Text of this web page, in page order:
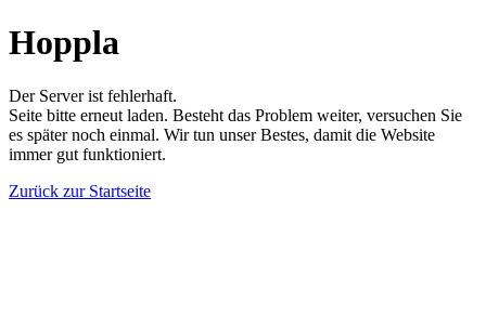
Hoppla
Der Server ist fehlerhaft.
Seite bitte erneut laden. Besteht das Problem weiter, versuchen Sie
es später noch einmal. Wir tun unser Bestes, damit die Website
immer gut funktioniert.
Zurück zur Startseite